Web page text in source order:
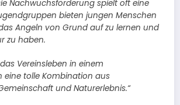
Nachwuchsförderung spielt oft eine
bieten jungen Menschen
Angeln von Grund auf zu lernen und
zu haben.
Vereinsleben in einem
eine tolle Kombination aus
und Naturerlebnis.“